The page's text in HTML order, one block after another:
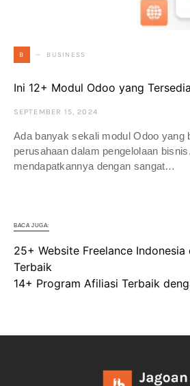
B BUSINESS
Ini 12+ Modul Odoo yang
SEPTEMBER 15, 2024
Ada banyak sekali modul Odoo yang
perusahaan dalam pengelolaan
mendapatkannya dengan sangat…
BACA JUGA:
25+ Website Freelance Indonesia
Terbaik
14+ Program Afiliasi Terbaik